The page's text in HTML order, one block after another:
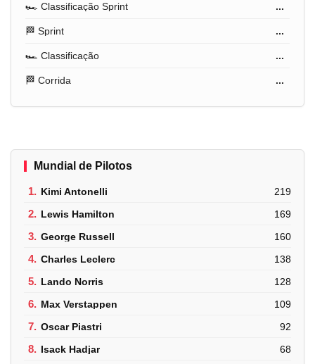
🏎️ Classificação Sprint ...
🏁 Sprint ...
🏎️ Classificação ...
🏁 Corrida ...
Mundial de Pilotos
1. Kimi Antonelli 219
2. Lewis Hamilton 169
3. George Russell 160
4. Charles Leclerc 138
5. Lando Norris 128
6. Max Verstappen 109
7. Oscar Piastri 92
8. Isack Hadjar 68